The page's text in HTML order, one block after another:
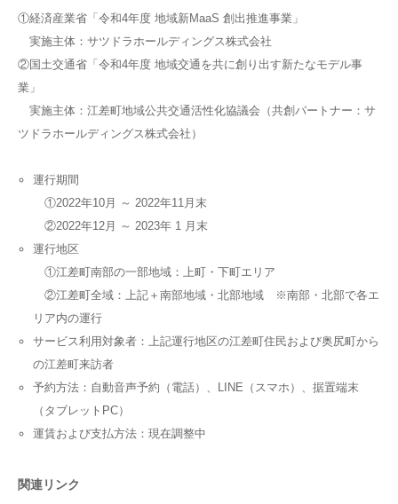
①経済産業省「令和4年度 地域新MaaS 創出推進事業」
実施主体：サツドラホールディングス株式会社
②国土交通省「令和4年度 地域交通を共に創り出す新たなモデル事
業」
実施主体：江差町地域公共交通活性化協議会（共創パートナー：サ
ツドラホールディングス株式会社）
運行期間
①2022年10月 ～ 2022年11月末
②2022年12月 ～ 2023年 1 月末
運行地区
①江差町南部の一部地域：上町・下町エリア
②江差町全域：上記＋南部地域・北部地域 ※南部・北部で各エ
リア内の運行
サービス利用対象者：上記運行地区の江差町住民および奥尻町から
の江差町来訪者
予約方法：自動音声予約（電話）、LINE（スマホ）、据置端末
（タブレットPC）
運賃および支払方法：現在調整中
関連リンク